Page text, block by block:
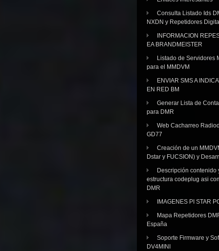
Consulta Listado Ids
NXDN y Repetidores
INFORMACION
EA BRANDMEISTER
Listado de Servidores
para el MMDVM
ENVIAR SMS A
EN RED BM
Generar Lista de
para DMR
Web Cacharreo
GD77
Creación de un
Dstar y FUCSION) y
Descripción contenido
estructura codeplug asi
DMR
IMAGENES PI STAR
Mapa Repetidores
España
Soporte Firmware y
DV4MINI